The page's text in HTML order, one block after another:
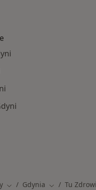
Zmień miasto
Gdynia Zmień miasto
Tu